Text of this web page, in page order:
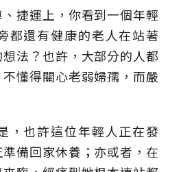
捷運上，你看到一個年輕
都還有健康的老人在站著
法？也許，大部分的人都
懂得關心老弱婦孺，而嚴
，也許這位年輕人正在發
備回家休養；亦或者，在